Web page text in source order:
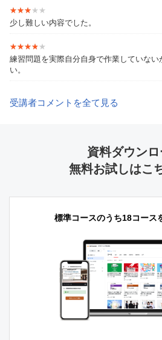
★★★★★
★★★★★
少し難しい内容でした。
★★★★★
★★★★★
練習問題を実際自分自身で作業していな
い。
受講者コメントを全て見る
資料ダウンロ
無料お試しはこ
標準コースのうち18コース